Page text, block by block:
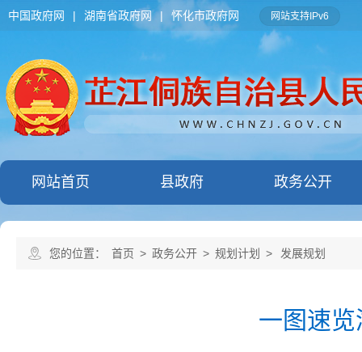
中国政府网 | 湖南省政府网 | 怀化市政府网 网站支持IPv6
网站首页 县政府 政务公开
您的位置： 首页 > 政务公开 > 规划计划 > 发展规划
一图速览